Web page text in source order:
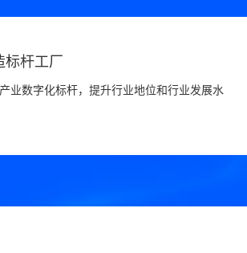
标杆工厂
业数字化标杆，提升行业地位和行业发展水